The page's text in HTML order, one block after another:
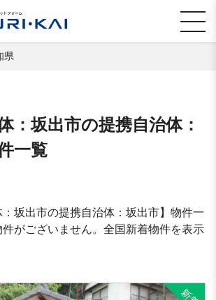
県
：坂出市の提携自治体：
一覧
坂出市の提携自治体：坂出市】物件一
がございません。全国新着物件を表示